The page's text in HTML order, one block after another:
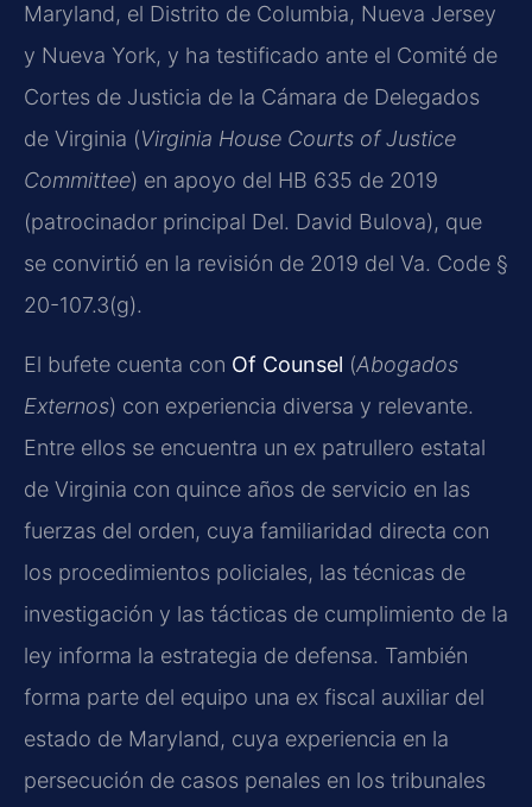
Maryland, el Distrito de Columbia, Nueva Jersey
y Nueva York, y ha testificado ante el Comité de
Cortes de Justicia de la Cámara de Delegados
de Virginia (Virginia House Courts of Justice
Committee) en apoyo del HB 635 de 2019
(patrocinador principal Del. David Bulova), que
se convirtió en la revisión de 2019 del Va. Code §
20-107.3(g).
El bufete cuenta con Of Counsel (Abogados
Externos) con experiencia diversa y relevante.
Entre ellos se encuentra un ex patrullero estatal
de Virginia con quince años de servicio en las
fuerzas del orden, cuya familiaridad directa con
los procedimientos policiales, las técnicas de
investigación y las tácticas de cumplimiento de la
ley informa la estrategia de defensa. También
forma parte del equipo una ex fiscal auxiliar del
estado de Maryland, cuya experiencia en la
persecución de casos penales en los tribunales